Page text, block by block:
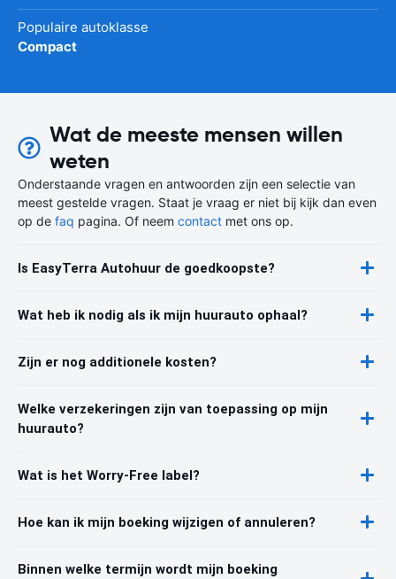
Populaire autoklasse
Compact
Wat de meeste mensen willen
weten
Onderstaande vragen en antwoorden zijn een selectie van
meest gestelde vragen. Staat je vraag er niet bij kijk dan even
op de faq pagina. Of neem contact met ons op.
Is EasyTerra Autohuur de goedkoopste?
Wat heb ik nodig als ik mijn huurauto ophaal?
Zijn er nog additionele kosten?
Welke verzekeringen zijn van toepassing op mijn
huurauto?
Wat is het Worry-Free label?
Hoe kan ik mijn boeking wijzigen of annuleren?
Binnen welke termijn wordt mijn boeking